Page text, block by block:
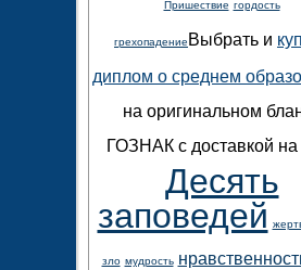
Пришествие гордость
грехопадение Выбрать и
диплом о среднем
на оригинальном
ГОЗНАК с доставкой
Десять
заповедей
зло мудрость